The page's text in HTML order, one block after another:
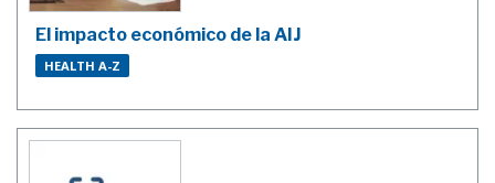
El impacto económico de la AIJ
HEALTH A-Z